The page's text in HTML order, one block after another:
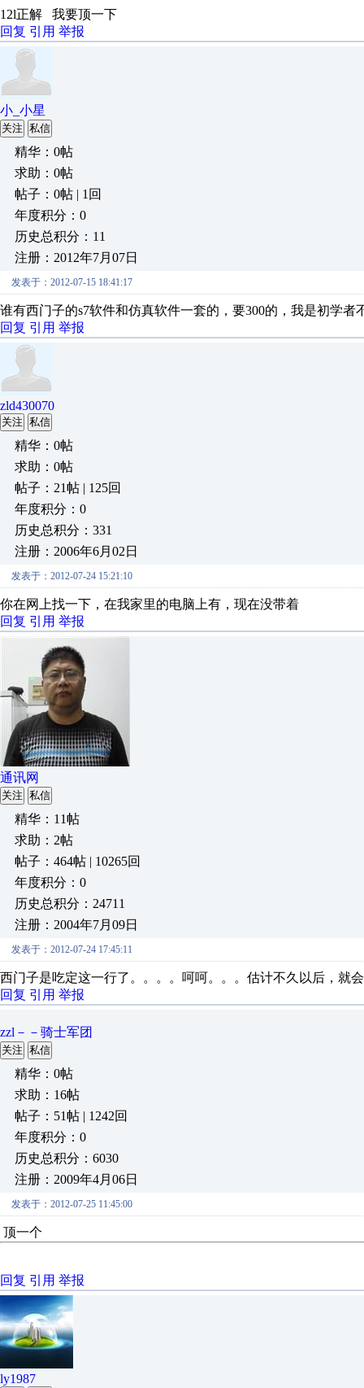
12l正解 我要顶一下
回复 引用 举报
小_小星
关注 私信
精华：0帖
求助：0帖
帖子：0帖 | 1回
年度积分：0
历史总积分：11
注册：2012年7月07日
发表于：2012-07-15 18:41:17
谁有西门子的s7软件和仿真软件一套的，要300的，我是初学
回复 引用 举报
zld430070
关注 私信
精华：0帖
求助：0帖
帖子：21帖 | 125回
年度积分：0
历史总积分：331
注册：2006年6月02日
发表于：2012-07-24 15:21:10
你在网上找一下，在我家里的电脑上有，现在没带着
回复 引用 举报
通讯网
关注 私信
精华：11帖
求助：2帖
帖子：464帖 | 10265回
年度积分：0
历史总积分：24711
注册：2004年7月09日
发表于：2012-07-24 17:45:11
西门子是吃定这一行了。。。。呵呵。。。估计不久以后，就
回复 引用 举报
zzl－－骑士军团
关注 私信
精华：0帖
求助：16帖
帖子：51帖 | 1242回
年度积分：0
历史总积分：6030
注册：2009年4月06日
发表于：2012-07-25 11:45:00
顶一个
回复 引用 举报
ly1987